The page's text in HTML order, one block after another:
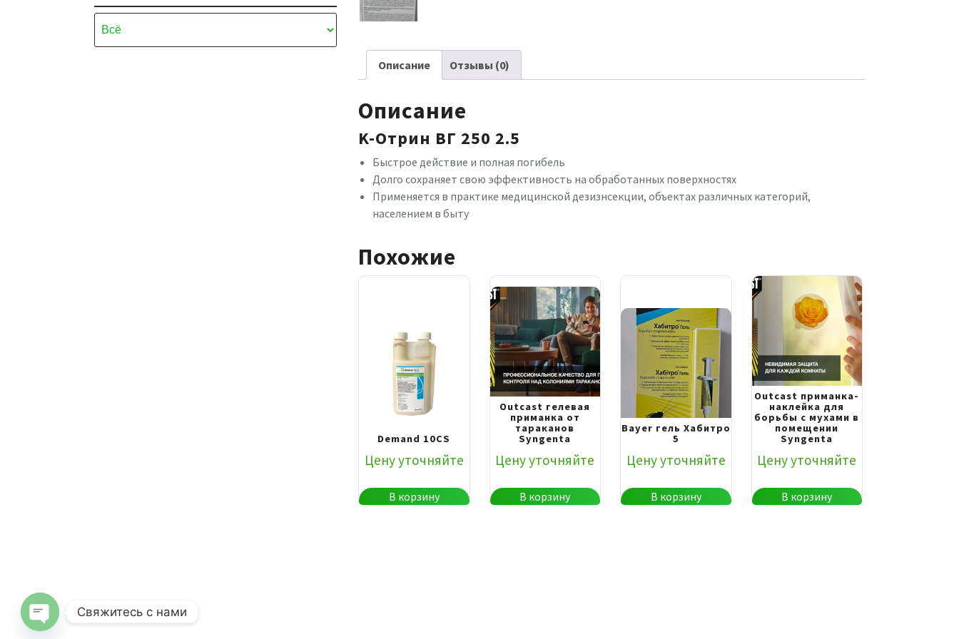
Описание Отзывы (0)
Описание
K-Отрин ВГ 250 2.5
Быстрое действие и полная погибель
Долго сохраняет свою эффективность на обработанных поверхностях
Применяется в практике медицинской дезизнсекции, объектах различных категорий,
населением в быту
Похожие
Demand 10CS
Цену уточняйте
В корзину
Outcast гелевая
приманка от
тараканов
Syngenta
Цену уточняйте
В корзину
Bayer гель Хабитро
5
Цену уточняйте
В корзину
Outcast приманка-
наклейка для
борьбы с мухами в
помещении
Syngenta
Цену уточняйте
В корзину
Свяжитесь с нами